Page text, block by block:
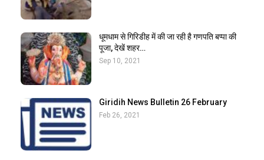
धूमधाम से गिरिडीह में की जा रही है गणपति बप्पा की
पूजा, देखें शहर…
Sep 10, 2021
Giridih News Bulletin 26 February
Feb 26, 2021